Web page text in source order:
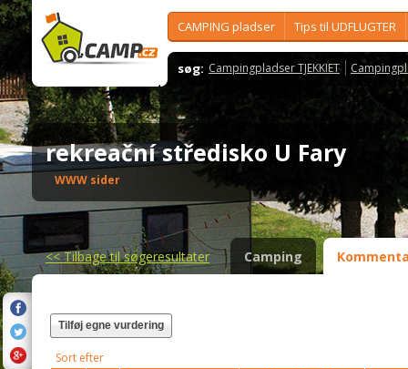
CAMPING pladser Tips til UDFLUGTER
søg: Campingpladser TJEKKIET
rekreační středisko U Fary
WWW sider
<<Tilbage til søgeresultater Camping
Tilføj egne vurdering
Sort efter